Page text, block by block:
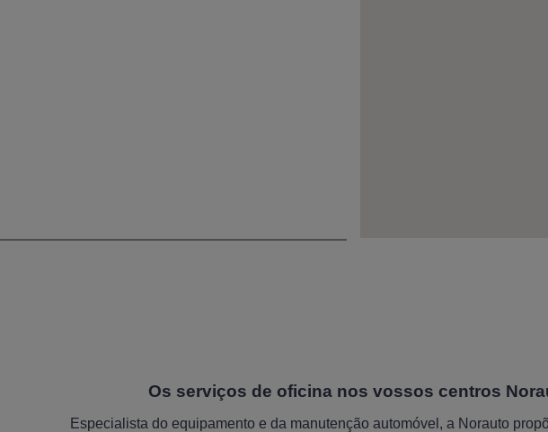
Os serviços de oficina nos vossos centros
Especialista do equipamento e da manutenção automóvel, a Norauto